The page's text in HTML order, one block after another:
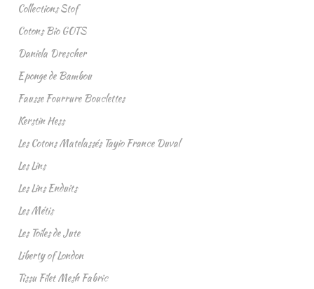
Collections Stof
Cotons Bio GOTS
Daniela Drescher
Eponge de Bambou
Fausse Fourrure Bouclettes
Kerstin Hess
Les Cotons Matelassés Tayio France Duval
Les Lins
Les Lins Enduits
Les Métis
Les Toiles de Jute
Liberty of London
Tissu Filet Mesh Fabric